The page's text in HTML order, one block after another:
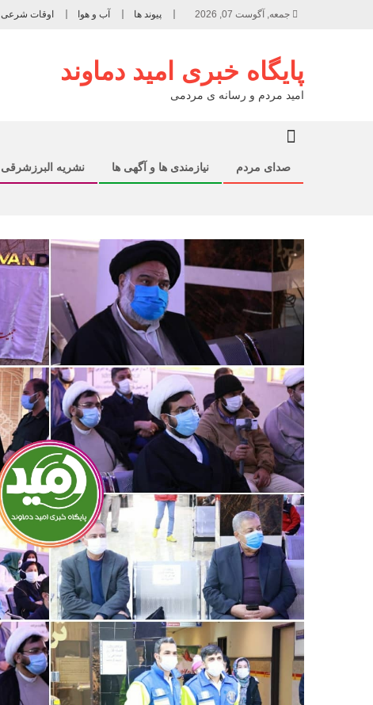
جمعه, آگوست 07, 2026 پیوند ها آب و هوا اوقات شرعی
پایگاه خبری امید دماوند
امید مردم و رسانه ی مردمی
نشریه البرزشرقی نیازمندی ها و آگهی ها صدای مردم